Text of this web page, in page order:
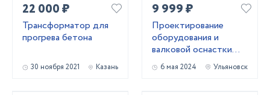
22 000 ₽
Трансформатор для
прогрева бетона
30 ноября 2021 Казань
9 999 ₽
Проектирование
оборудования и
валковой оснастки
для профилирования
металла
6 мая 2024 Ульяновск